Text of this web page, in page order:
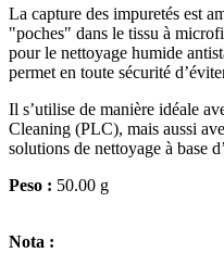
La capture des impuretés est
"poches" dans le tissu à
pour le nettoyage humide
permet en toute sécurité
Il s’utilise de manière idéale
Cleaning (PLC), mais aussi
solutions de nettoyage à base
Peso : 50.00 g
Nota :